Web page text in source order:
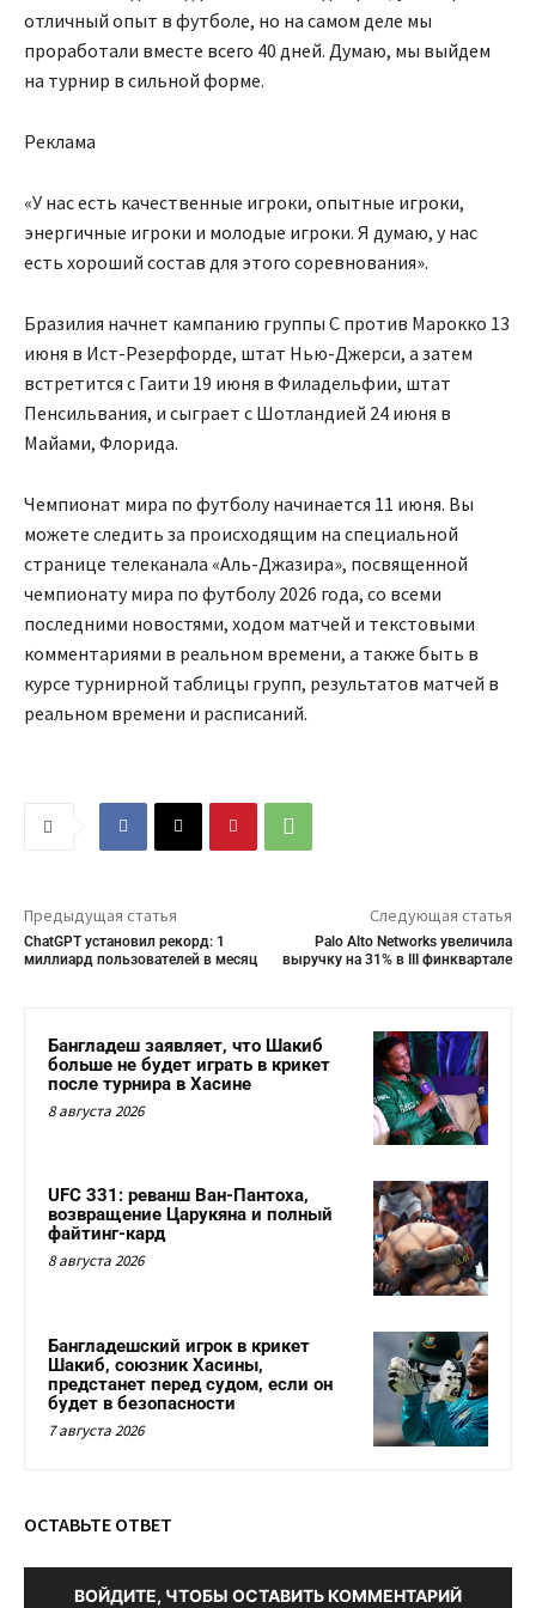
отличный опыт в футболе, но на самом деле мы
проработали вместе всего 40 дней. Думаю, мы выйдем
на турнир в сильной форме.
Реклама
«У нас есть качественные игроки, опытные игроки,
энергичные игроки и молодые игроки. Я думаю, у нас
есть хороший состав для этого соревнования».
Бразилия начнет кампанию группы C против Марокко 13
июня в Ист-Резерфорде, штат Нью-Джерси, а затем
встретится с Гаити 19 июня в Филадельфии, штат
Пенсильвания, и сыграет с Шотландией 24 июня в
Майами, Флорида.
Чемпионат мира по футболу начинается 11 июня. Вы
можете следить за происходящим на специальной
странице телеканала «Аль-Джазира», посвященной
чемпионату мира по футболу 2026 года, со всеми
последними новостями, ходом матчей и текстовыми
комментариями в реальном времени, а также быть в
курсе турнирной таблицы групп, результатов матчей в
реальном времени и расписаний.
Предыдущая статья
ChatGPT установил рекорд: 1
миллиард пользователей в месяц
Следующая статья
Palo Alto Networks увеличила
выручку на 31% в III финквартале
Бангладеш заявляет, что Шакиб
больше не будет играть в крикет
после турнира в Хасине
8 августа 2026
UFC 331: реванш Ван-Пантоха,
возвращение Царукяна и полный
файтинг-кард
8 августа 2026
Бангладешский игрок в крикет
Шакиб, союзник Хасины,
предстанет перед судом, если он
будет в безопасности
7 августа 2026
ОСТАВЬТЕ ОТВЕТ
ВОЙДИТЕ, ЧТОБЫ ОСТАВИТЬ КОММЕНТАРИЙ